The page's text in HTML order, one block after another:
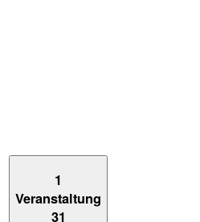
1
Veranstaltung
31